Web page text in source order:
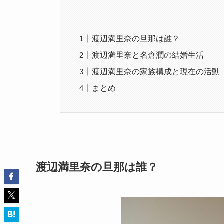
渡辺満里奈の旦那は誰？
渡辺満里奈と名倉潤の結婚生活
渡辺満里奈の家族構成と現在の活動
まとめ
渡辺満里奈の旦那は誰？